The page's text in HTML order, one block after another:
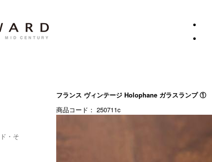
・そ
フランス ヴィンテージ Holophane ガラスランプ ①
商品コード： 250711c